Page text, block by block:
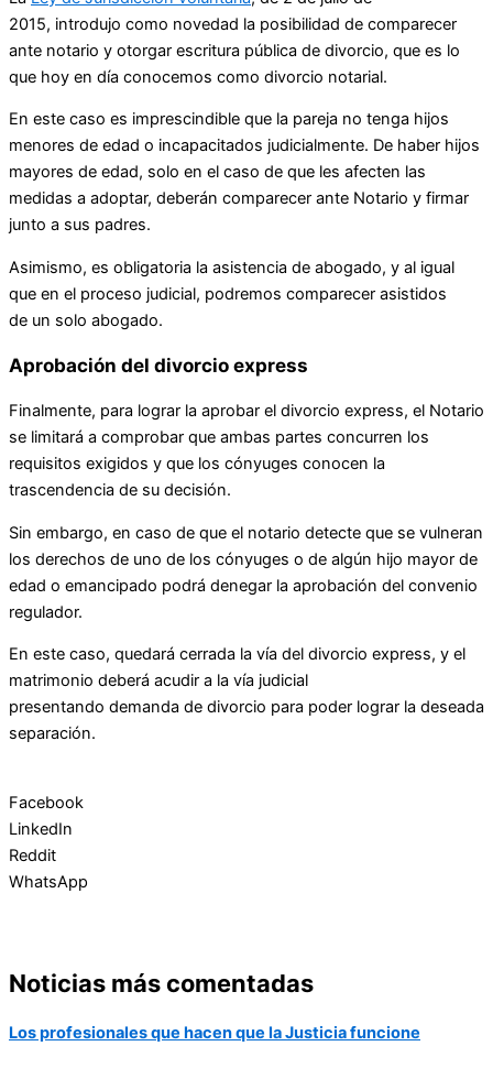
2015, introdujo como novedad la posibilidad de comparecer
ante notario y otorgar escritura pública de divorcio, que es lo
que hoy en día conocemos como divorcio notarial.
En este caso es imprescindible que la pareja no tenga hijos
menores de edad o incapacitados judicialmente. De haber hijos
mayores de edad, solo en el caso de que les afecten las
medidas a adoptar, deberán comparecer ante Notario y firmar
junto a sus padres.
Asimismo, es obligatoria la asistencia de abogado, y al igual
que en el proceso judicial, podremos comparecer asistidos
de un solo abogado.
Aprobación del divorcio express
Finalmente, para lograr la aprobar el divorcio express, el Notario
se limitará a comprobar que ambas partes concurren los
requisitos exigidos y que los cónyuges conocen la
trascendencia de su decisión.
Sin embargo, en caso de que el notario detecte que se vulneran
los derechos de uno de los cónyuges o de algún hijo mayor de
edad o emancipado podrá denegar la aprobación del convenio
regulador.
En este caso, quedará cerrada la vía del divorcio express, y el
matrimonio deberá acudir a la vía judicial
presentando demanda de divorcio para poder lograr la deseada
separación.
Facebook
LinkedIn
Reddit
WhatsApp
Noticias más comentadas
Los profesionales que hacen que la Justicia funcione